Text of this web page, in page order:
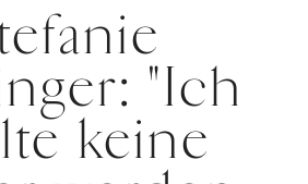
"Ich
keine